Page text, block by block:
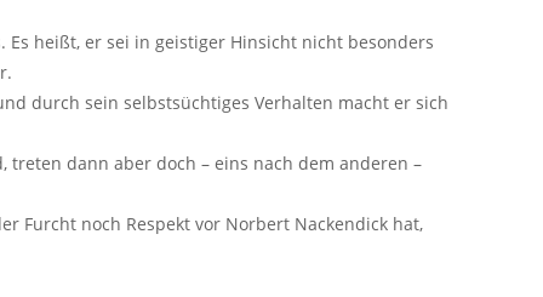
heißt, er sei in geistiger Hinsicht nicht besonders
durch sein selbstsüchtiges Verhalten macht er sich
dann aber doch – eins nach dem anderen –
Furcht noch Respekt vor Norbert Nackendick hat,